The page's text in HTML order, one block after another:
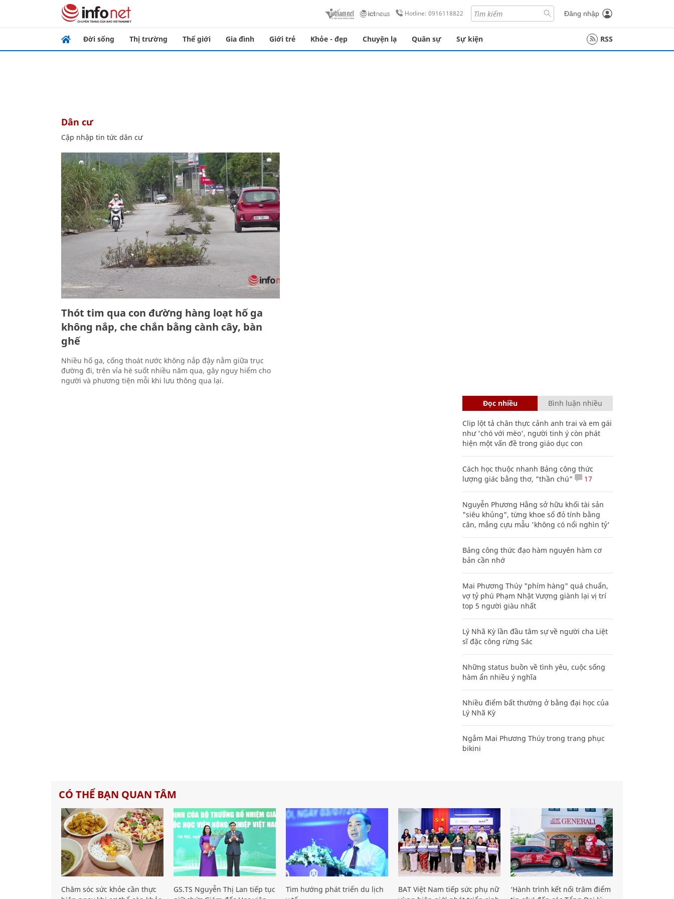
Hotline: 0916118822 Đăng nhập
Đời sống Thị trường Thế giới Gia đình Giới trẻ Khỏe - đẹp Chuyện lạ Quân sự Sự kiện RSS
dân cư
Cập nhập tin tức dân cư
Thót tim qua con đường hàng loạt hố ga
không nắp, che chắn bằng cành cây, bàn
ghế
Nhiều hố ga, cống thoát nước không nắp đậy nằm giữa trục
đường đi, trên vỉa hè suốt nhiều năm qua, gây nguy hiểm cho
người và phương tiện mỗi khi lưu thông qua lại.
Đọc nhiều Bình luận nhiều
Clip lột tả chân thực cảnh anh trai và em gái
như 'chó với mèo', người tinh ý còn phát
hiện một vấn đề trong giáo dục con
Cách học thuộc nhanh Bảng công thức
lượng giác bằng thơ, "thần chú"
17
Nguyễn Phương Hằng sở hữu khối tài sản
"siêu khủng", từng khoe sổ đỏ tính bằng
cân, mắng cựu mẫu 'không có nổi nghìn tỷ'
Bảng công thức đạo hàm nguyên hàm cơ
bản cần nhớ
Mai Phương Thúy "phím hàng" quá chuẩn,
vợ tỷ phú Phạm Nhật Vượng giành lại vị trí
top 5 người giàu nhất
Lý Nhã Kỳ lần đầu tâm sự về người cha Liệt
sĩ đặc công rừng Sác
Những status buồn về tình yêu, cuộc sống
hàm ẩn nhiều ý nghĩa
Nhiều điểm bất thường ở bằng đại học của
Lý Nhã Kỳ
Ngắm Mai Phương Thúy trong trang phục
bikini
CÓ THỂ BẠN QUAN TÂM
Chăm sóc sức khỏe cần thực
GS.TS Nguyễn Thị Lan tiếp tục
Tìm hướng phát triển du lịch
BAT Việt Nam tiếp sức phụ nữ
‘Hành trình kết nối trăm điểm